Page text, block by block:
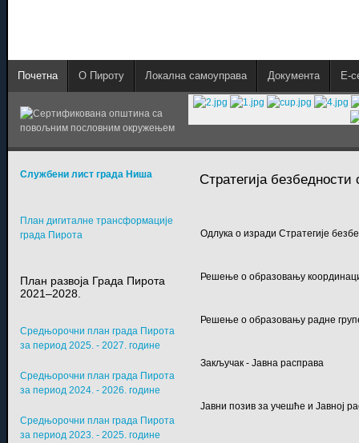
Почетна О Пироту Локална самоуправа Документа E-
Стратегија
Одлука о изради Стратегије
Решење о образовању
Решење о образовању радне
Закључак - Јавна расправа
Јавни позив за учешће и Јавној
Службени лист града Ниша
План дигиталне трансформације
града Пирота
План развоја Града Пирота
2021–2028.
Средњорочни план града Пирота
за период 2025. - 2027. године
Средњорочни план града Пирота
за период 2024. - 2026. године
Средњорочни план града Пирота
за период 2023. - 2025. године